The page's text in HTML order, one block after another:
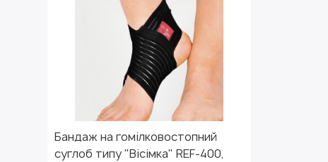
Бандаж на гомілковостопний
суглоб типу "Вісімка" REF-400,